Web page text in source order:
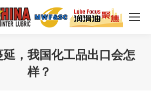
，我国化工品出口会怎
样？